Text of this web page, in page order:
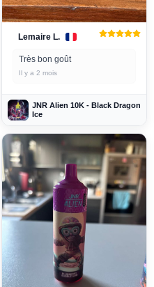
Lemaire L.
Très bon goût
Il y a 2 mois
JNR Alien 10K - Black Dragon
Ice